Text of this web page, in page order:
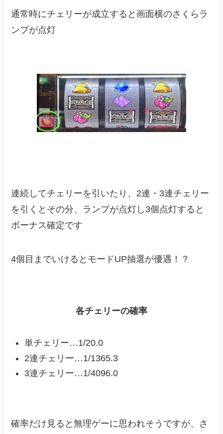
通常時にチェリーが成立すると画面横のさくらラ
ンプが点灯
連続してチェリーを引いたり、2連・3連チェリー
を引くとその分、ランプが点灯し3個点灯すると
ボーナス確定です
4個目までいけるとモードUP抽選が優遇！？
各チェリーの確率
単チェリー…1/20.0
2連チェリー…1/1365.3
3連チェリー…1/4096.0
確率だけ見ると無理ゲーに思われそうですが、さ